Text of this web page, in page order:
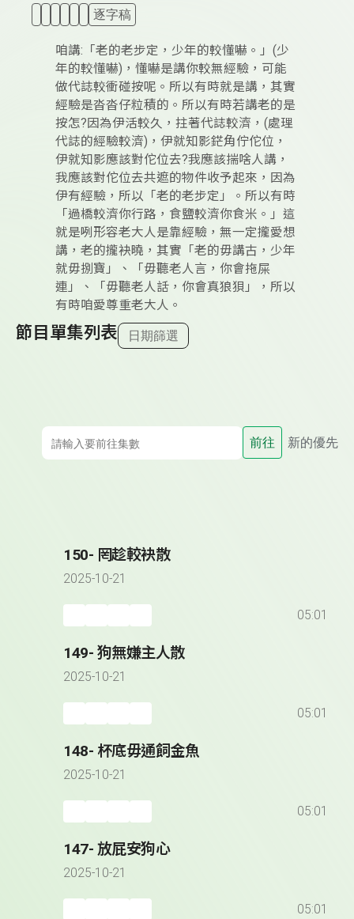
逐字稿
咱講:「老的老步定，少年的較懂嚇。」(少
年的較懂嚇)，懂嚇是講你較無經驗，可能
做代誌較衝碰按呢。所以有時就是講，其實
經驗是沓沓仔粒積的。所以有時若講老的是
按怎?因為伊活較久，拄著代誌較濟，(處理
代誌的經驗較濟)，伊就知影鋩角佇佗位，
伊就知影應該對佗位去?我應該揣啥人講，
我應該對佗位去共遮的物件收予起來，因為
伊有經驗，所以「老的老步定」。所以有時
「過橋較濟你行路，食鹽較濟你食米。」這
就是咧形容老大人是靠經驗，無一定攏愛想
講，老的攏袂曉，其實「老的毋講古，少年
就毋捌寶」、「毋聽老人言，你會拖屎
連」、「毋聽老人話，你會真狼狽」，所以
有時咱愛尊重老大人。
節目單集列表 日期篩選
前往 新的優先
150- 罔趁較袂散
2025-10-21
05:01
149- 狗無嫌主人散
2025-10-21
05:01
148- 杯底毋通飼金魚
2025-10-21
05:01
147- 放屁安狗心
2025-10-21
05:01